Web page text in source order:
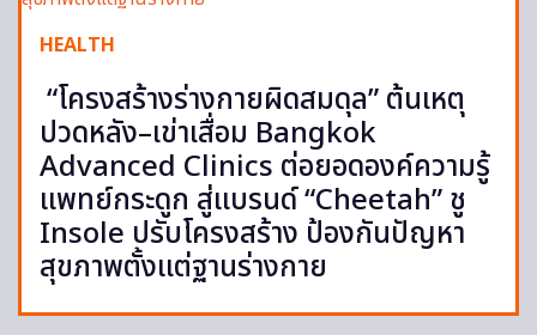
HEALTH
“โครงสร้างร่างกายผิดสมดุล” ต้นเหตุ
ปวดหลัง–เข่าเสื่อม Bangkok
Advanced Clinics ต่อยอดองค์ความรู้
แพทย์กระดูก สู่แบรนด์ “Cheetah” ชู
Insole ปรับโครงสร้าง ป้องกันปัญหา
สุขภาพตั้งแต่ฐานร่างกาย